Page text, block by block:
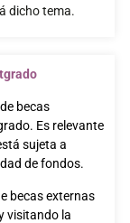
dicho tema.
becas
Es relevante
sujeta a
de fondos.
becas externas
visitando la